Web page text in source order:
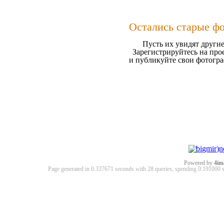
Остались старые
Пусть их увидят
Зарегистрируйтесь на
и публикуйте свои
Powered by
Page generated in 0.337671 seconds with 28 queries, spending